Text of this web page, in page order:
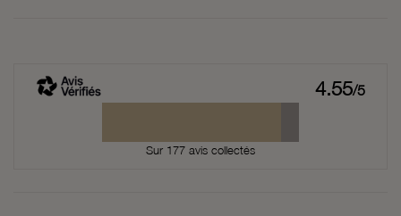
4.55/5
Sur 177 avis collectés